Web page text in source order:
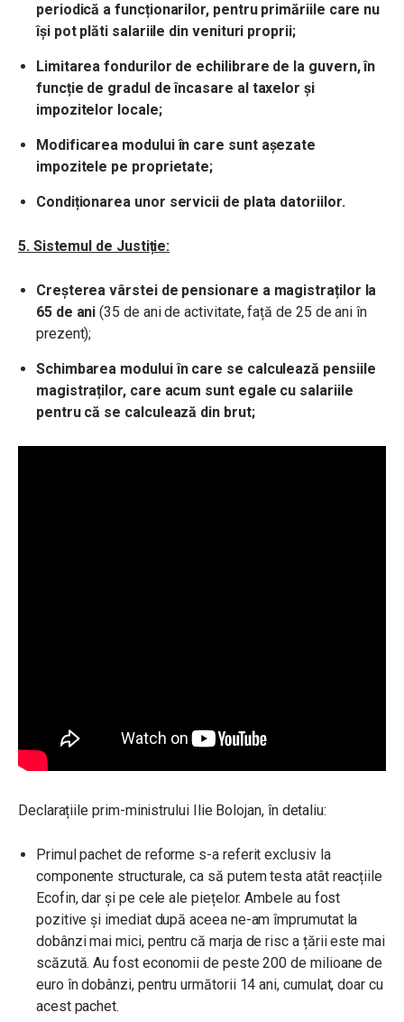
periodică a funcționarilor, pentru primăriile care nu
își pot plăti salariile din venituri proprii;
Limitarea fondurilor de echilibrare de la guvern, în
funcție de gradul de încasare al taxelor și
impozitelor locale;
Modificarea modului în care sunt așezate
impozitele pe proprietate;
Condiționarea unor servicii de plata datoriilor.
5. Sistemul de Justiție:
Creșterea vârstei de pensionare a magistraților la
65 de ani (35 de ani de activitate, față de 25 de ani în
prezent);
Schimbarea modului în care se calculează pensiile
magistraților, care acum sunt egale cu salariile
pentru că se calculează din brut;
Declarațiile prim-ministrului Ilie Bolojan, în detaliu:
Primul pachet de reforme s-a referit exclusiv la
componente structurale, ca să putem testa atât reacțiile
Ecofin, dar și pe cele ale piețelor. Ambele au fost
pozitive și imediat după aceea ne-am împrumutat la
dobânzi mai mici, pentru că marja de risc a țării este mai
scăzută. Au fost economii de peste 200 de milioane de
euro în dobânzi, pentru următorii 14 ani, cumulat, doar cu
acest pachet.